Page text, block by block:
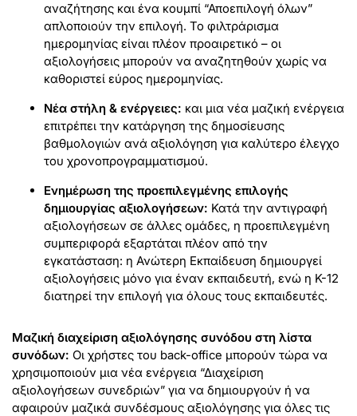
αναζήτησης και ένα κουμπί “Αποεπιλογή όλων”
απλοποιούν την επιλογή. Το φιλτράρισμα
ημερομηνίας είναι πλέον προαιρετικό – οι
αξιολογήσεις μπορούν να αναζητηθούν χωρίς να
καθοριστεί εύρος ημερομηνίας.
Νέα στήλη & ενέργειες: και μια νέα μαζική ενέργεια
επιτρέπει την κατάργηση της δημοσίευσης
βαθμολογιών ανά αξιολόγηση για καλύτερο έλεγχο
του χρονοπρογραμματισμού.
Ενημέρωση της προεπιλεγμένης επιλογής
δημιουργίας αξιολογήσεων: Κατά την αντιγραφή
αξιολογήσεων σε άλλες ομάδες, η προεπιλεγμένη
συμπεριφορά εξαρτάται πλέον από την
εγκατάσταση: η Ανώτερη Εκπαίδευση δημιουργεί
αξιολογήσεις μόνο για έναν εκπαιδευτή, ενώ η Κ-12
διατηρεί την επιλογή για όλους τους εκπαιδευτές.
Μαζική διαχείριση αξιολόγησης συνόδου στη λίστα
συνόδων: Οι χρήστες του back-office μπορούν τώρα να
χρησιμοποιούν μια νέα ενέργεια “Διαχείριση
αξιολογήσεων συνεδριών” για να δημιουργούν ή να
αφαιρούν μαζικά συνδέσμους αξιολόγησης για όλες τις